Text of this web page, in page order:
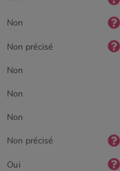
Non
Non précisé
Non
Non
Non
Non précisé
Oui
_gat_UA-627591-
7